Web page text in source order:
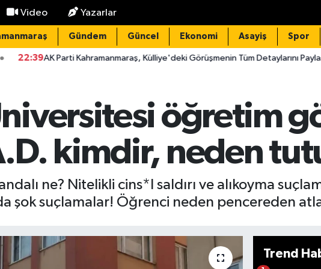
Video Yazarlar
Gündem Güncel Ekonomi Asayiş Spor
Kahramanmaraş, Külliye'deki Görüşmenin Tüm Detaylarını Paylaştı 22:32
öğretim
kimdir, neden
ne? Nitelikli cins*l saldırı ve alıkoyma
şok suçlamalar! Öğrenci neden pencereden
Trend